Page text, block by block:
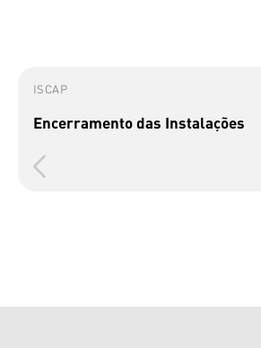
ISCAP
Encerramento das Instalações